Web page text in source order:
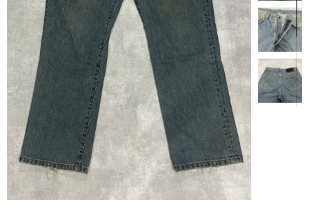
【商品説明】
90年代USA製RRLのデニムパンツです。